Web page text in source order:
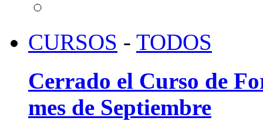
CURSOS - TODOS
Cerrado el Curso de
mes de Septiembre